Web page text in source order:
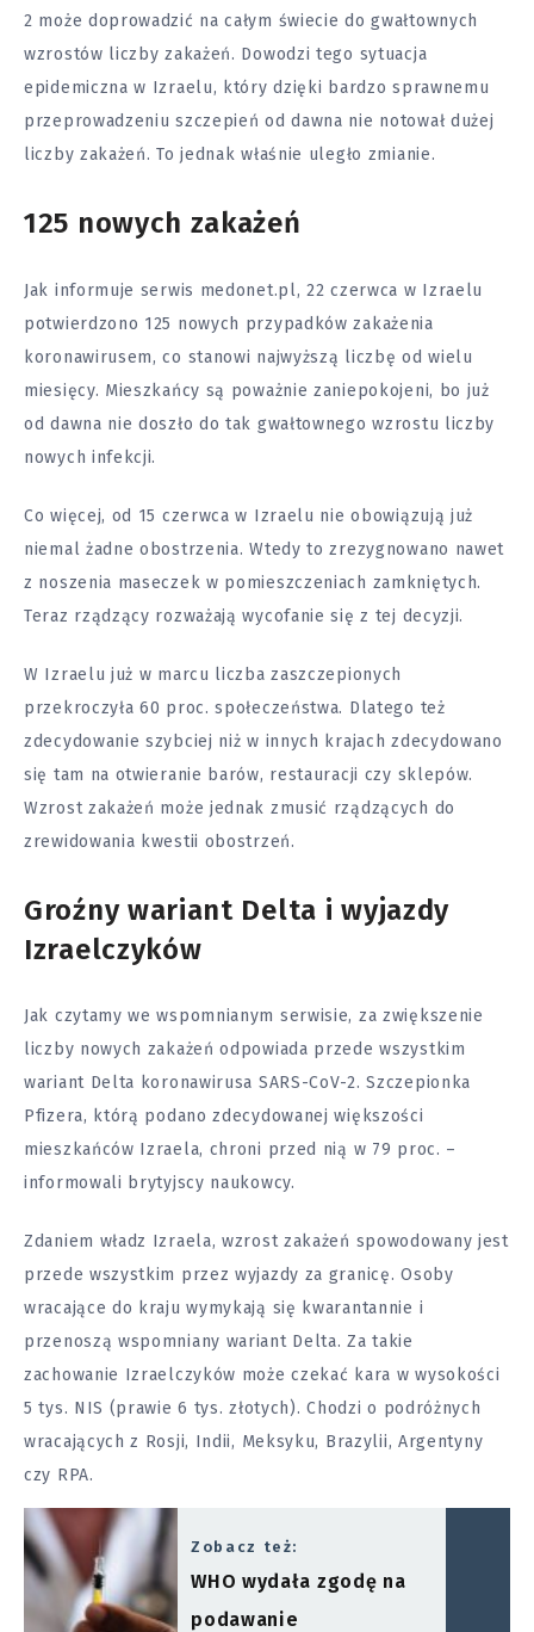
2 może doprowadzić na całym świecie do gwałtownych
wzrostów liczby zakażeń. Dowodzi tego sytuacja
epidemiczna w Izraelu, który dzięki bardzo sprawnemu
przeprowadzeniu szczepień od dawna nie notował dużej
liczby zakażeń. To jednak właśnie uległo zmianie.
125 nowych zakażeń
Jak informuje serwis medonet.pl, 22 czerwca w Izraelu
potwierdzono 125 nowych przypadków zakażenia
koronawirusem, co stanowi najwyższą liczbę od wielu
miesięcy. Mieszkańcy są poważnie zaniepokojeni, bo już
od dawna nie doszło do tak gwałtownego wzrostu liczby
nowych infekcji.
Co więcej, od 15 czerwca w Izraelu nie obowiązują już
niemal żadne obostrzenia. Wtedy to zrezygnowano nawet
z noszenia maseczek w pomieszczeniach zamkniętych.
Teraz rządzący rozważają wycofanie się z tej decyzji.
W Izraelu już w marcu liczba zaszczepionych
przekroczyła 60 proc. społeczeństwa. Dlatego też
zdecydowanie szybciej niż w innych krajach zdecydowano
się tam na otwieranie barów, restauracji czy sklepów.
Wzrost zakażeń może jednak zmusić rządzących do
zrewidowania kwestii obostrzeń.
Groźny wariant Delta i wyjazdy
Izraelczyków
Jak czytamy we wspomnianym serwisie, za zwiększenie
liczby nowych zakażeń odpowiada przede wszystkim
wariant Delta koronawirusa SARS-CoV-2. Szczepionka
Pfizera, którą podano zdecydowanej większości
mieszkańców Izraela, chroni przed nią w 79 proc. –
informowali brytyjscy naukowcy.
Zdaniem władz Izraela, wzrost zakażeń spowodowany jest
przede wszystkim przez wyjazdy za granicę. Osoby
wracające do kraju wymykają się kwarantannie i
przenoszą wspomniany wariant Delta. Za takie
zachowanie Izraelczyków może czekać kara w wysokości
5 tys. NIS (prawie 6 tys. złotych). Chodzi o podróżnych
wracających z Rosji, Indii, Meksyku, Brazylii, Argentyny
czy RPA.
Zobacz też:
WHO wydała zgodę na
podawanie